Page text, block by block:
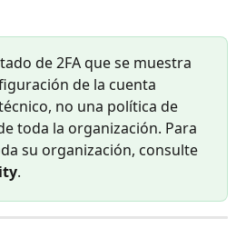
de 2FA que se muestra
de la cuenta
no una política de
toda la organización. Para
su organización, consulte
.